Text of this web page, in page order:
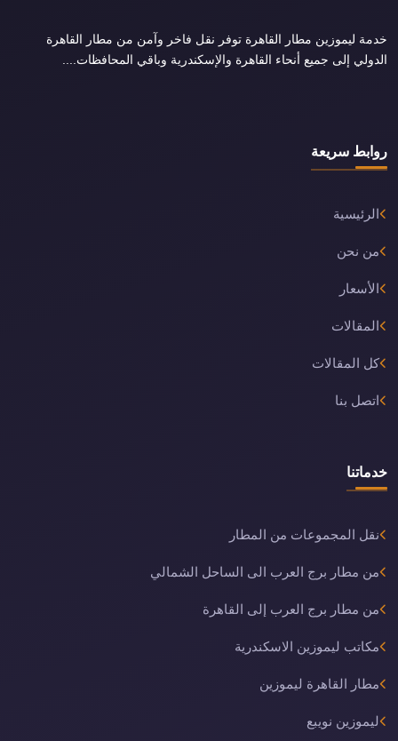
خدمة ليموزين مطار القاهرة توفر نقل فاخر وآمن من مطار القاهرة
الدولي إلى جميع أنحاء القاهرة والإسكندرية وباقي المحافظات....
روابط سريعة
الرئيسية
من نحن
الأسعار
المقالات
كل المقالات
اتصل بنا
خدماتنا
نقل المجموعات من المطار
من مطار برج العرب الى الساحل الشمالي
من مطار برج العرب إلى القاهرة
مكاتب ليموزين الاسكندرية
مطار القاهرة ليموزين
ليموزين نويبع